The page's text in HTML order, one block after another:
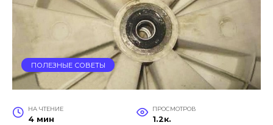
ПОЛЕЗНЫЕ СОВЕТЫ
НА ЧТЕНИЕ
4 мин
ПРОСМОТРОВ
1.2к.